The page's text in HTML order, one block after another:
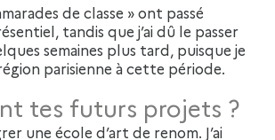
de classe » ont passé
tandis que j’ai dû le passer
semaines plus tard, puisque je
parisienne à cette période.
tes futurs projets ?
une école d’art de renom. J’ai